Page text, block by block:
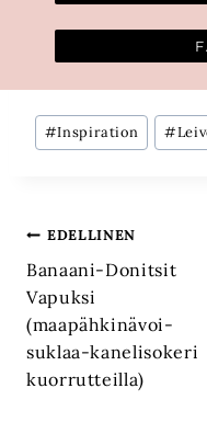
Avainsanat:
#Inspiration #
Artikkelien
selaus
EDELLINEN
Banaani-Donitsit
Vapuksi
(maapähkinävoi-
suklaa-kanelisokeri
kuorrutteilla)